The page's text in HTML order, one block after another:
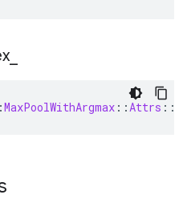
MaxPoolWithArgmax ::Attrs ::